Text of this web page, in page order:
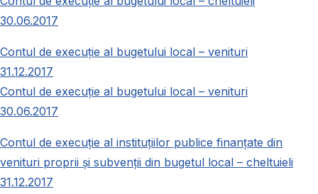
30.06.2017
Contul de execuție al bugetului local – venituri
31.12.2017
Contul de execuție al bugetului local – venituri
30.06.2017
Contul de execuție al instituțiilor publice finanțate din
venituri proprii și subvenții din bugetul local – cheltuieli
31.12.2017